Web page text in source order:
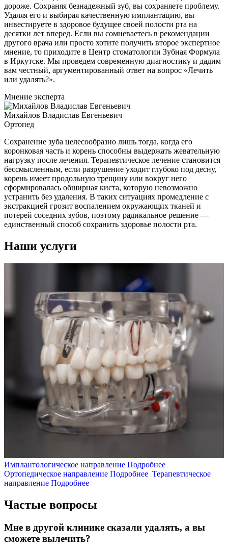
дороже. Сохраняя безнадежный зуб, вы сохраняете проблему.
Удаляя его и выбирая качественную имплантацию, вы
инвестируете в здоровое будущее своей полости рта на
десятки лет вперед. Если вы сомневаетесь в рекомендации
другого врача или просто хотите получить второе экспертное
мнение, то приходите в Центр стоматологии Зубная Формула
в Иркутске. Мы проведем современную диагностику и дадим
вам честный, аргументированный ответ на вопрос «Лечить
или удалять?».
Мнение эксперта
Михайлов Владислав Евгеньевич
Ортопед
Cохранение зуба целесообразно лишь тогда, когда его
коронковая часть и корень способны выдержать жевательную
нагрузку после лечения. Терапевтическое лечение становится
бессмысленным, если разрушение уходит глубоко под десну,
корень имеет продольную трещину или вокруг него
сформировалась обширная киста, которую невозможно
устранить без удаления. В таких ситуациях промедление с
экстракцией грозит воспалением окружающих тканей и
потерей соседних зубов, поэтому радикальное решение —
единственный способ сохранить здоровье полости рта.
Наши услуги
Имплантологическое направление Подробнее
Ортопедическое направление Подробнее Терапевтическое
направление Подробнее
Частые вопросы
Мне в другой клинике сказали удалять, а вы
сможете вылечить?